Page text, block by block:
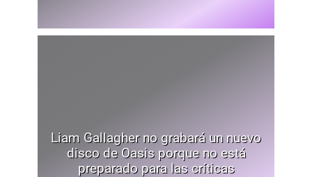
Liam Gallagher no grabará un nuevo
disco de Oasis porque no está
preparado para las críticas